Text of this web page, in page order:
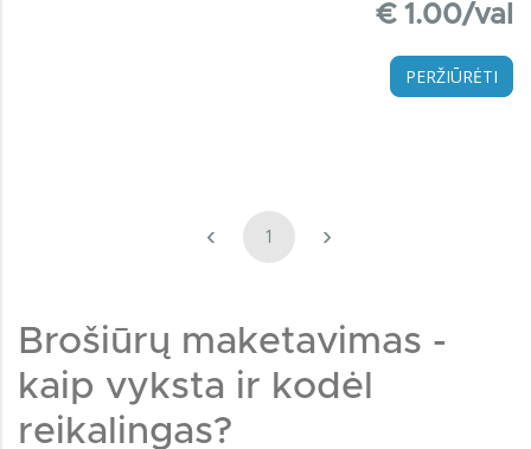
€ 1.00/val
PERŽIŪRĖTI
‹ 1 ›
Brošiūrų maketavimas -
kaip vyksta ir kodėl
reikalingas?